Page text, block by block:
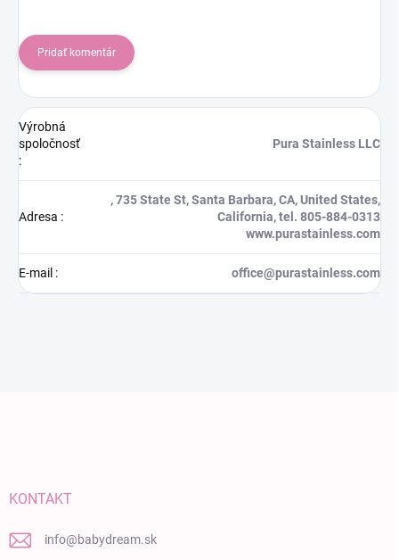
Pridať komentár
Výrobná
spoločnosť
:
Pura Stainless LLC
Adresa :
, 735 State St, Santa Barbara, CA, United States,
California, tel. 805-884-0313
www.purastainless.com
E-mail : office@purastainless.com
KONTAKT
info@babydream.sk